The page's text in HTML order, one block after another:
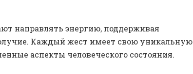
направлять энергию, поддерживая
Каждый жест имеет свою уникальную
аспекты человеческого состояния.